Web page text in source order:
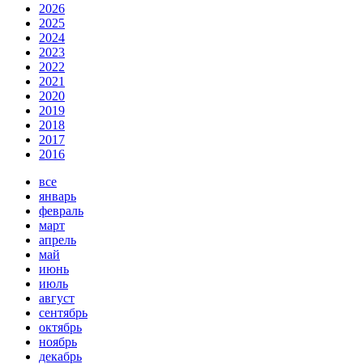
2026
2025
2024
2023
2022
2021
2020
2019
2018
2017
2016
все
январь
февраль
март
апрель
май
июнь
июль
август
сентябрь
октябрь
ноябрь
декабрь